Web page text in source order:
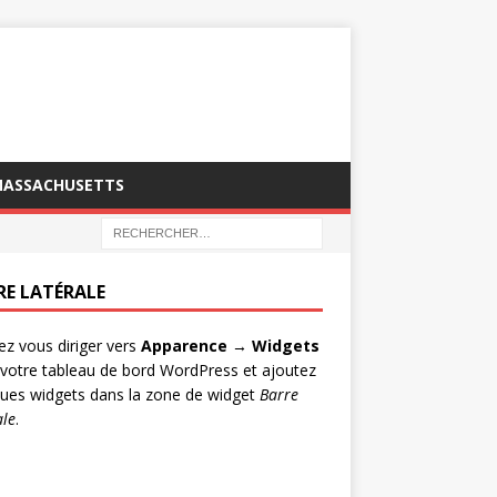
LATÉRALE
vous diriger vers Apparence → Widgets
tableau de bord WordPress et ajoutez
widgets dans la zone de widget Barre
.